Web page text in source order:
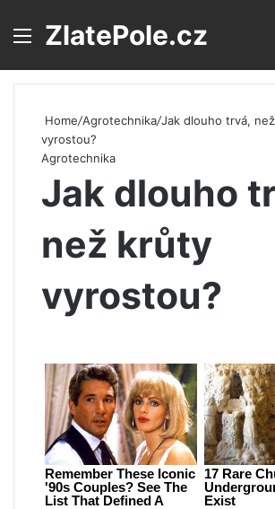
Menu
ZlatePole.cz
Home/Agrotechnika/Jak dlouho trvá,
vyrostou?
Agrotechnika
Jak dlouho
než krůty
vyrostou?